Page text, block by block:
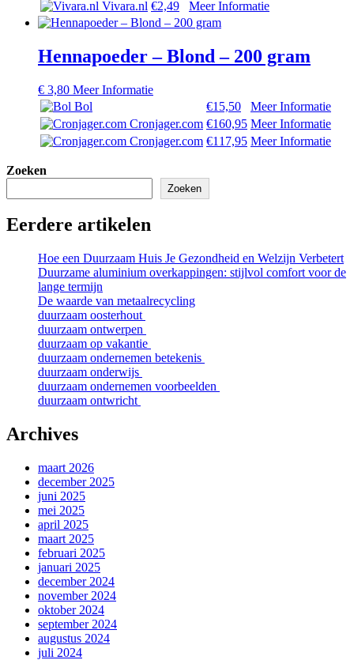
Vivara.nl €2,49 Meer Informatie
Hennapoeder – Blond – 200 gram
€ 3,80 Meer Informatie
Bol
€15,50
Meer Informatie
Cronjager.com €160,95 Meer Informatie
Cronjager.com €117,95 Meer Informatie
Zoeken
Zoeken
Eerdere artikelen
Hoe een Duurzaam Huis Je Gezondheid en Welzijn Verbetert
Duurzame aluminium overkappingen: stijlvol comfort voor de
lange termijn
De waarde van metaalrecycling
duurzaam oosterhout
duurzaam ontwerpen
duurzaam op vakantie
duurzaam ondernemen betekenis
duurzaam onderwijs
duurzaam ondernemen voorbeelden
duurzaam ontwricht
Archives
maart 2026
december 2025
juni 2025
mei 2025
april 2025
maart 2025
februari 2025
januari 2025
december 2024
november 2024
oktober 2024
september 2024
augustus 2024
juli 2024